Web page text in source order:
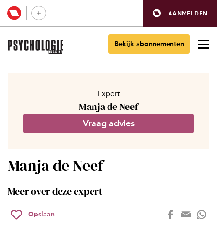
AANMELDEN
Bekijk abonnementen
Expert
Manja de Neef
Vraag advies
Manja de Neef
Meer over deze expert
Opslaan